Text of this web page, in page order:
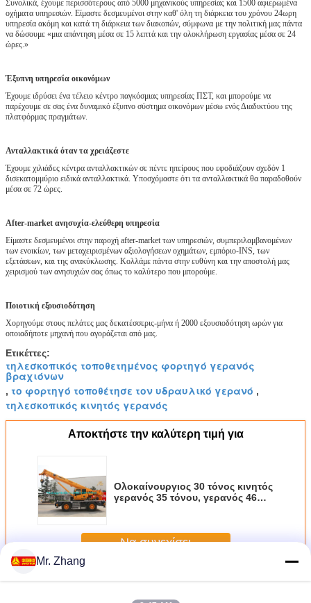
Συνολικά, έχουμε περισσότερους από 5000 μηχανικούς υπηρεσίας και 1500 αφιερωμένα
οχήματα υπηρεσιών. Είμαστε δεσμευμένοι στην καθ' όλη τη διάρκεια του χρόνου 24ωρη
υπηρεσία ακόμη και κατά τη διάρκεια των διακοπών, σύμφωνα με την πολιτική μας πάντα
να δώσουμε «μια απάντηση μέσα σε 15 λεπτά και την ολοκλήρωση εργασίας μέσα σε 24
ώρες.»
Έξυπνη υπηρεσία οικονόμων
Έχουμε ιδρύσει ένα τέλειο κέντρο παγκόσμιας υπηρεσίας ΠΣΤ, και μπορούμε να
παρέχουμε σε σας ένα δυναμικό έξυπνο σύστημα οικονόμων μέσω ενός Διαδικτύου της
πλατφόρμας πραγμάτων.
Ανταλλακτικά όταν τα χρειάζεστε
Έχουμε χιλιάδες κέντρα ανταλλακτικών σε πέντε ηπείρους που εφοδιάζουν σχεδόν 1
δισεκατομμύριο ειδικά ανταλλακτικά. Υποσχόμαστε ότι τα ανταλλακτικά θα παραδοθούν
μέσα σε 72 ώρες.
After-market ανησυχία-ελεύθερη υπηρεσία
Είμαστε δεσμευμένοι στην παροχή after-market των υπηρεσιών, συμπεριλαμβανομένων
των ενοικίων, των μεταχειρισμένων αξιολογήσεων οχημάτων, εμπόριο-INS, των
εξετάσεων, και της ανακύκλωσης. Κολλάμε πάντα στην ευθύνη και την αποστολή μας
χειρισμού των ανησυχιών σας όπως το καλύτερο που μπορούμε.
Ποιοτική εξουσιοδότηση
Χορηγούμε στους πελάτες μας δεκατέσσερις-μήνα ή 2000 εξουσιοδότηση ωρών για
οποιαδήποτε μηχανή που αγοράζεται από μας.
Ετικέττες:
τηλεσκοπικός τοποθετημένος φορτηγό γερανός
βραχιόνων
, το φορτηγό τοποθέτησε τον υδραυλικό γερανό ,
τηλεσκοπικός κινητός γερανός
Αποκτήστε την καλύτερη τιμή για
Ολοκαίνουργιος 30 τόνος κινητός
γερανός 35 τόνου, γερανός 46m
Να συνεχίσει
ΠερισσότεροιΓερανός φορτηγών βραχιόνων
Mr. Zhang